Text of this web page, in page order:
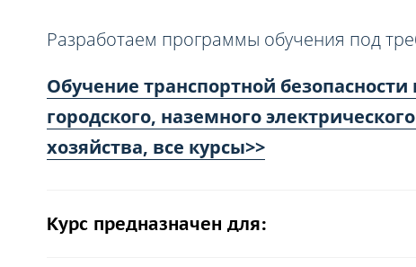
Разработаем программы обучения под
Обучение транспортной
городского, наземного
хозяйства, все курсы>>
Курс предназначен для: